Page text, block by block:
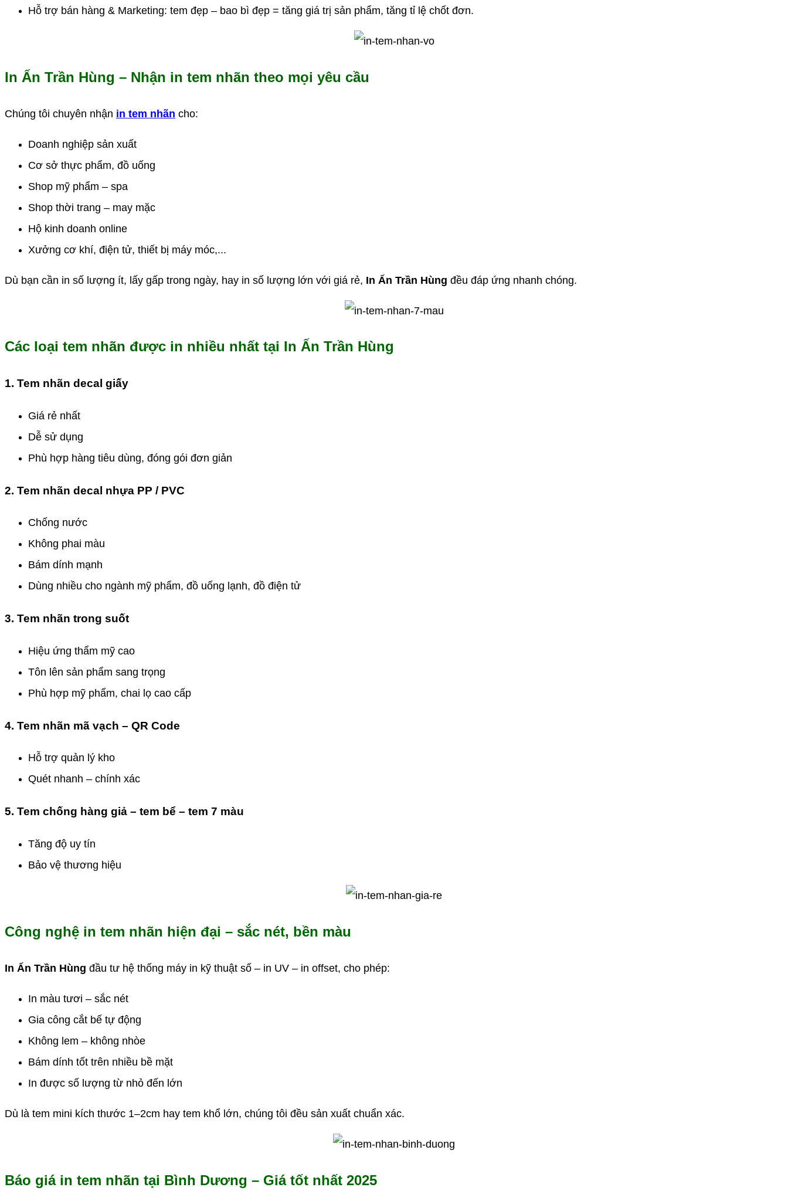
Hỗ trợ bán hàng & Marketing: tem đẹp – bao bì đẹp = tăng giá trị sản phẩm, tăng tỉ lệ chốt đơn.
In Ấn Trần Hùng – Nhận in tem nhãn theo mọi yêu cầu
Chúng tôi chuyên nhận in tem nhãn cho:
Doanh nghiệp sản xuất
Cơ sở thực phẩm, đồ uống
Shop mỹ phẩm – spa
Shop thời trang – may mặc
Hộ kinh doanh online
Xưởng cơ khí, điện tử, thiết bị máy móc,...
Dù bạn cần in số lượng ít, lấy gấp trong ngày, hay in số lượng lớn với giá rẻ, In Ấn Trần Hùng đều đáp ứng nhanh chóng.
Các loại tem nhãn được in nhiều nhất tại In Ấn Trần Hùng
1. Tem nhãn decal giấy
Giá rẻ nhất
Dễ sử dụng
Phù hợp hàng tiêu dùng, đóng gói đơn giản
2. Tem nhãn decal nhựa PP / PVC
Chống nước
Không phai màu
Bám dính mạnh
Dùng nhiều cho ngành mỹ phẩm, đồ uống lạnh, đồ điện tử
3. Tem nhãn trong suốt
Hiệu ứng thẩm mỹ cao
Tôn lên sản phẩm sang trọng
Phù hợp mỹ phẩm, chai lọ cao cấp
4. Tem nhãn mã vạch – QR Code
Hỗ trợ quản lý kho
Quét nhanh – chính xác
5. Tem chống hàng giả – tem bể – tem 7 màu
Tăng độ uy tín
Bảo vệ thương hiệu
Công nghệ in tem nhãn hiện đại – sắc nét, bền màu
In Ấn Trần Hùng đầu tư hệ thống máy in kỹ thuật số – in UV – in offset, cho phép:
In màu tươi – sắc nét
Gia công cắt bế tự động
Không lem – không nhòe
Bám dính tốt trên nhiều bề mặt
In được số lượng từ nhỏ đến lớn
Dù là tem mini kích thước 1–2cm hay tem khổ lớn, chúng tôi đều sản xuất chuẩn xác.
Báo giá in tem nhãn tại Bình Dương – Giá tốt nhất 2025